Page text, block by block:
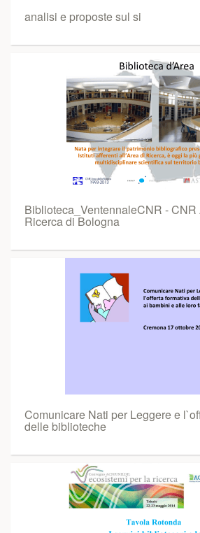
analisi e proposte sul si
Biblioteca_VentennaleCNR -
Ricerca di Bologna
Comunicare Nati per Leggere e
delle biblioteche